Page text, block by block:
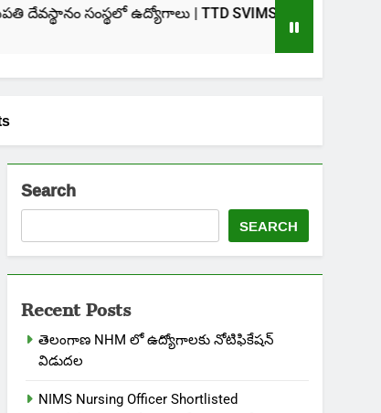
ఉద్యోగాలు | TTD SVIMS Direct Recruitment 2026
Search
SEARCH
Recent Posts
తెలంగాణ NHM లో ఉద్యోగాలకు నోటిఫికేషన్
విడుదల
NIMS Nursing Officer Shortlisted